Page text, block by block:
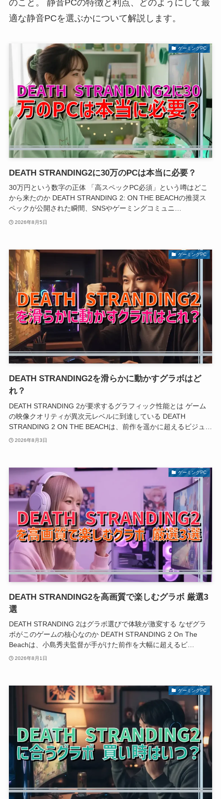
のこと。 静音PCの特徴と利点、どのようにして最
適な静音PCを選ぶかについて解説します。
ゲーミングPC
DEATH STRANDING2に30万のPCは本当に必要？
30万円という数字の正体 「高スペックPC必須」という噂はどこ
から来たのか DEATH STRANDING 2: ON THE BEACHの推奨ス
ペックが公開された瞬間、SNSやゲーミングコミュニ…
2026年8月5日
ゲーミングPC
DEATH STRANDING2を滑らかに動かすグラボはど
れ？
DEATH STRANDING 2が要求するグラフィック性能とは ゲーム
の映像クオリティが異次元レベルに到達している DEATH
STRANDING 2 ON THE BEACHは、前作を遥かに超えるビジュ…
2026年8月3日
ゲーミングPC
DEATH STRANDING2を高画質で楽しむグラボ 厳選3
選
DEATH STRANDING 2はグラボ選びで体験が激変する なぜグラ
ボがこのゲームの核心なのか DEATH STRANDING 2 On The
Beachは、小島秀夫監督が手がけた前作を大幅に超えるビ…
2026年8月1日
ゲーミングPC